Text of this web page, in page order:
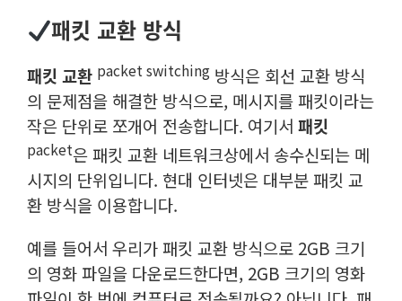
패킷 교환 방식
패킷 교환 packet switching 방식은 회선 교환 방식
의 문제점을 해결한 방식으로, 메시지를 패킷이라는
작은 단위로 쪼개어 전송합니다. 여기서 패킷
packet은 패킷 교환 네트워크상에서 송수신되는 메
시지의 단위입니다. 현대 인터넷은 대부분 패킷 교
환 방식을 이용합니다.
예를 들어서 우리가 패킷 교환 방식으로 2GB 크기
의 영화 파일을 다운로드한다면, 2GB 크기의 영화